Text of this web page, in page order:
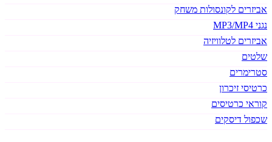
אביזרים לקונסולות משחק
נגני MP3/MP4
אביזרים לטלוויזיה
שלטים
סטרימרים
כרטיסי זיכרון
קוראי כרטיסים
שכפול דיסקים